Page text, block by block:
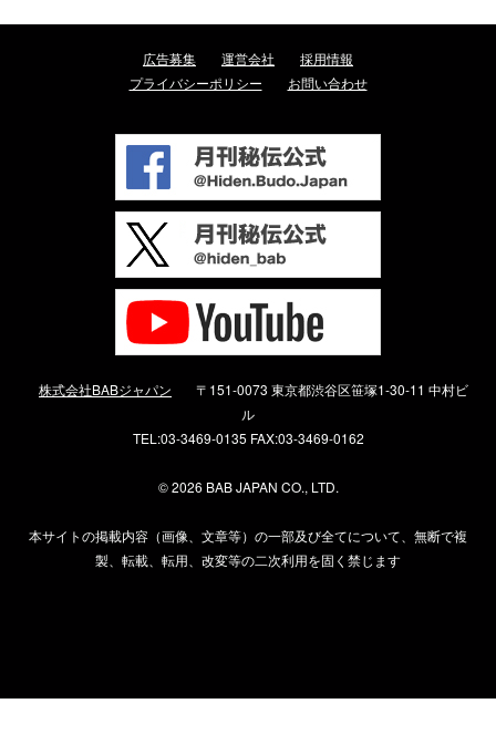
広告募集 運営会社
採用情報
プライバシーポリシー
お問い合わせ
株式会社BABジャパン
〒151-0073 東京都渋谷区笹塚1-30-11 中村ビ
ル
TEL:03-3469-0135 FAX:03-3469-0162
©2026 BAB JAPAN CO., LTD.
本サイトの掲載内容（画像、文章等）の一部及び全てについて、無断で複
製、転載、転用、改変等の二次利用を固く禁じます